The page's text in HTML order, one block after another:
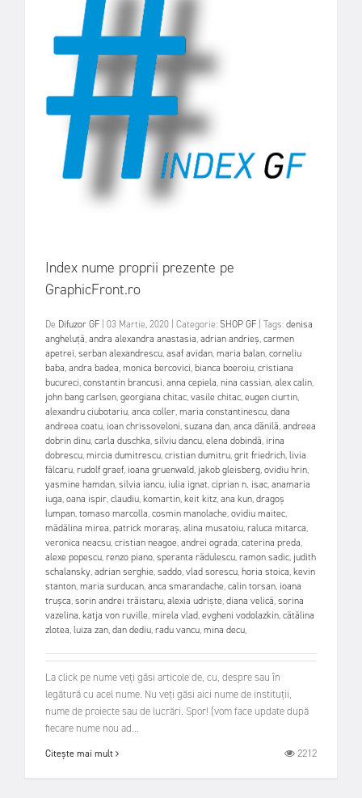
Index nume proprii prezente pe
GraphicFront.ro
De Difuzor GF | 03 Martie, 2020 | Categorie:SHOP GF | Tags:denisa
angheluță,andra alexandra anastasia,adrian andrieș,carmen
apetrei,serban alexandrescu,asaf avidan,maria balan,corneliu
baba,andra badea,monica bercovici,bianca boeroiu,cristiana
bucureci,constantin brancusi,anna cepiela,nina cassian,alex calin,
john bang carlsen,georgiana chitac,vasile chitac,eugen ciurtin,
alexandru ciubotariu,anca coller,maria constantinescu,dana
andreea coatu, ioan chrissoveloni,suzana dan,anca dănilă,andreea
dobrin dinu,carla duschka,silviu dancu,elena dobindă, irina
dobrescu,mircia dumitrescu,cristian dumitru,grit friedrich,livia
fălcaru,rudolf graef, ioana gruenwald, jakob gleisberg,ovidiu hrin,
yasmine hamdan,silvia iancu, iulia ignat,ciprian n. isac,anamaria
iuga,oana ispir,claudiu,komartin,keit kitz,ana kun,dragoș
lumpan,tomaso marcolla,cosmin manolache,ovidiu maitec,
mădălina mirea,patrick moraraș,alina musatoiu,raluca mitarca,
veronica neacsu,cristian neagoe,andrei ograda,caterina preda,
alexe popescu,renzo piano,speranta rădulescu,ramon sadic, judith
schalansky,adrian serghie,saddo,vlad sorescu,horia stoica,kevin
stanton,maria surducan,anca smarandache,calin torsan, ioana
trușca,sorin andrei trăistaru,alexia udriște,diana velică,sorina
vazelina,katja von ruville,mirela vlad,evgheni vodolazkin,cătălina
zlotea,luiza zan,dan dediu,radu vancu,mina decu,
La click pe nume veți găsi articole de, cu, despre sau în
legătură cu acel nume. Nu veți găsi aici nume de instituții,
nume de proiecte sau de lucrări. Spor! (vom face update după
fiecare nume nou ad...
Citește mai mult 2212